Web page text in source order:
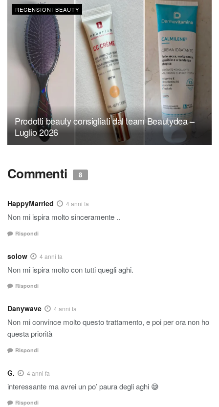
RECENSIONI BEAUTY
Prodotti beauty consigliati dal team Beautydea –
Luglio 2026
Commenti 8
HappyMarried 4 anni fa
Non mi ispira molto sinceramente ..
Rispondi
solow 4 anni fa
Non mi ispira molto con tutti quegli aghi.
Rispondi
Danywave 4 anni fa
Non mi convince molto questo trattamento, e poi per ora non ho
questa priorità
Rispondi
G. 4 anni fa
interessante ma avrei un po’ paura degli aghi 😅
Rispondi